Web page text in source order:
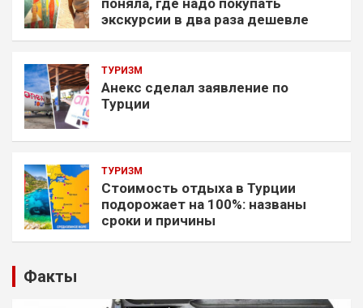
экскурсии в два раза дешевле
ТУРИЗМ
Анекс сделал заявление по
Турции
ТУРИЗМ
Стоимость отдыха в Турции
подорожает на 100%: названы
сроки и причины
Факты